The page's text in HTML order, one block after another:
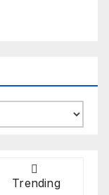
Trending